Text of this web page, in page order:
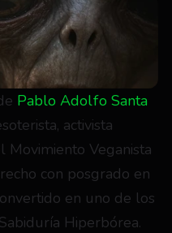
Pablo Adolfo Santa
activista
Veganista
con posgrado en
en uno de los
Hiperbórea.